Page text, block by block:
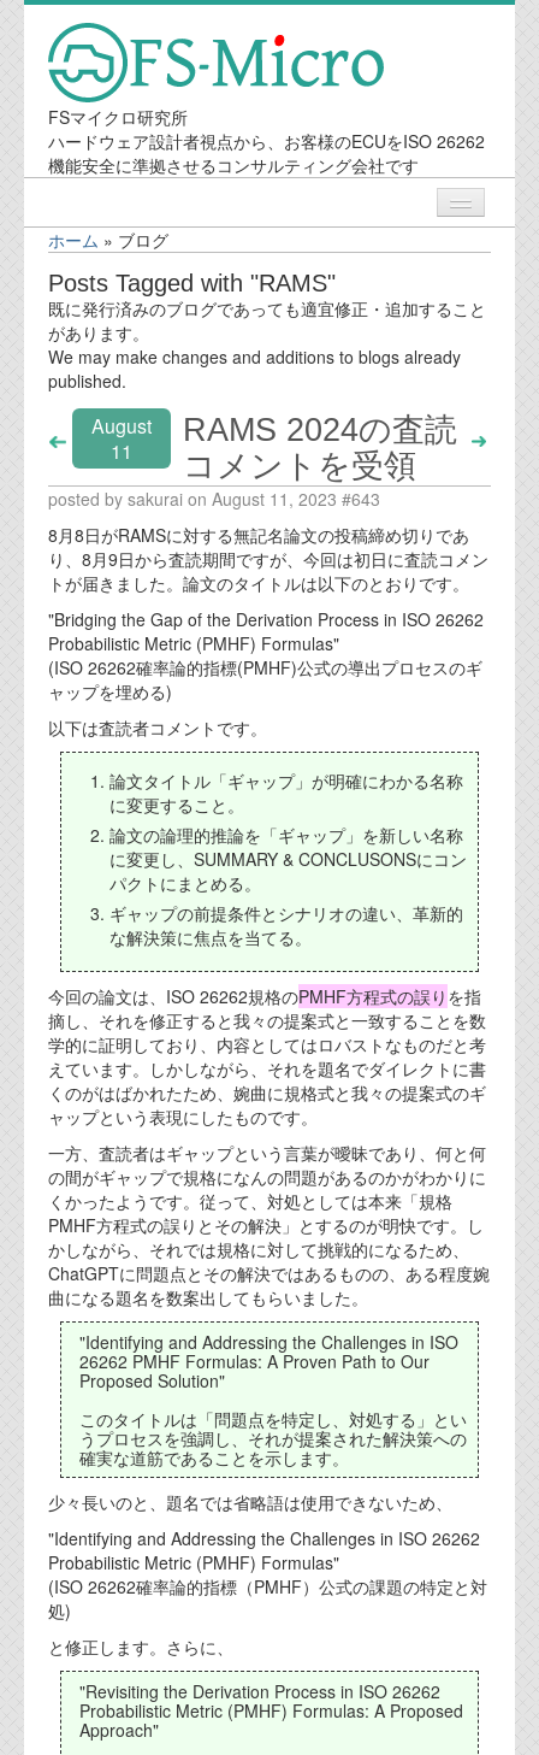
FSマイクロ研究所
ハードウェア設計者視点から、お客様のECUをISO 26262
機能安全に準拠させるコンサルティング会社です
ニュース
業務内容
会社案内
会社概要
代表ご挨拶
実績
ブログ
機能安全ブログ
設計ブログ
テクノロジ
外部投稿記事
技術文書
ご希望の方は、お問い合わせページから
資料閲覧パスワードをお問い合わせ頂き
ログインをお願い致します。アカウント
名は"opendocument"です。
機能安全用語集
設計用語集
オンラインショップ
お問い合わせ
FAQ
お問い合わせフォーム
ホーム » ブログ
Posts Tagged with "RAMS"
既に発行済みのブログであっても適宜修正・追加すること
があります。
We may make changes and additions to blogs already
published.
August
11
RAMS 2024の査読
コメントを受領
posted by sakurai on August 11, 2023 #643
8月8日がRAMSに対する無記名論文の投稿締め切りであ
り、8月9日から査読期間ですが、今回は初日に査読コメン
トが届きました。論文のタイトルは以下のとおりです。
"Bridging the Gap of the Derivation Process in ISO 26262
Probabilistic Metric (PMHF) Formulas"
(ISO 26262確率論的指標(PMHF)公式の導出プロセスのギ
ャップを埋める)
以下は査読者コメントです。
論文タイトル「ギャップ」が明確にわかる名称
に変更すること。
論文の論理的推論を「ギャップ」を新しい名称
に変更し、SUMMARY & CONCLUSONSにコン
パクトにまとめる。
ギャップの前提条件とシナリオの違い、革新的
な解決策に焦点を当てる。
今回の論文は、ISO 26262規格のPMHF方程式の誤り を指
摘し、それを修正すると我々の提案式と一致することを数
学的に証明しており、内容としてはロバストなものだと考
えています。しかしながら、それを題名でダイレクトに書
くのがはばかれたため、婉曲に規格式と我々の提案式のギ
ャップという表現にしたものです。
一方、査読者はギャップという言葉が曖昧であり、何と何
の間がギャップで規格になんの問題があるのかがわかりに
くかったようです。従って、対処としては本来「規格
PMHF方程式の誤りとその解決」とするのが明快です。し
かしながら、それでは規格に対して挑戦的になるため、
ChatGPTに問題点とその解決ではあるものの、ある程度婉
曲になる題名を数案出してもらいました。
"Identifying and Addressing the Challenges in ISO
26262 PMHF Formulas: A Proven Path to Our
Proposed Solution"
このタイトルは「問題点を特定し、対処する」とい
うプロセスを強調し、それが提案された解決策への
確実な道筋であることを示します。
少々長いのと、題名では省略語は使用できないため、
"Identifying and Addressing the Challenges in ISO 26262
Probabilistic Metric (PMHF) Formulas"
(ISO 26262確率論的指標（PMHF）公式の課題の特定と対
処)
と修正します。さらに、
"Revisiting the Derivation Process in ISO 26262
Probabilistic Metric (PMHF) Formulas: A Proposed
Approach"